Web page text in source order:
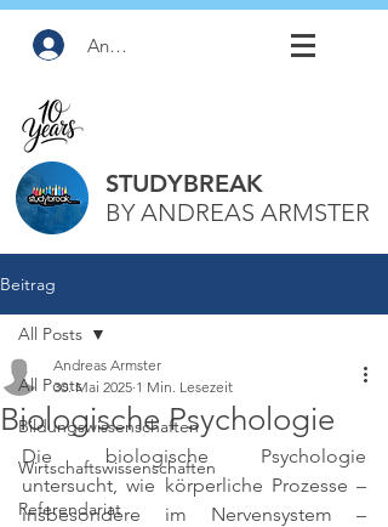
Anmelden
STUDYBREAK
BY ANDREAS ARMSTER
Beitrag
All Posts
Bildungswissenschaften
Wirtschaftswissenschaften
Referendariat
All Posts
Biologische Psychologie
Andreas Armster
30. Mai 2025 1 Min. Lesezeit
Die biologische Psychologie
untersucht, wie körperliche Prozesse –
insbesondere im Nervensystem –